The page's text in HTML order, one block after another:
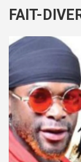
FAIT-